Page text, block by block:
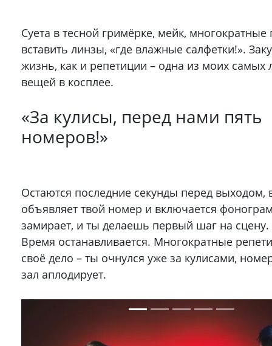
Суета в тесной гримёрке, мейк, многократные
вставить линзы, «где влажные салфетки!».
жизнь, как и репетиции – одна из моих
вещей в косплее.
«За кулисы, перед нами пять
номеров!»
Остаются последние секунды перед выходом,
объявляет твой номер и включается
замирает, и ты делаешь первый шаг на
Время останавливается. Многократные
своё дело – ты очнулся уже за кулисами,
зал аплодирует.